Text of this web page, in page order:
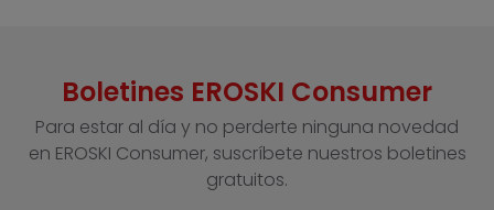
Boletines EROSKI Consumer
Para estar al día y no perderte ninguna novedad
en EROSKI Consumer, suscríbete nuestros boletines
gratuitos.